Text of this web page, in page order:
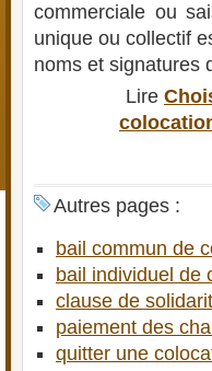
commerciale ou
unique ou collectif
noms et signatures
Lire
Autres pages :
bail commun de
bail individuel de
clause de
paiement des
quitter une